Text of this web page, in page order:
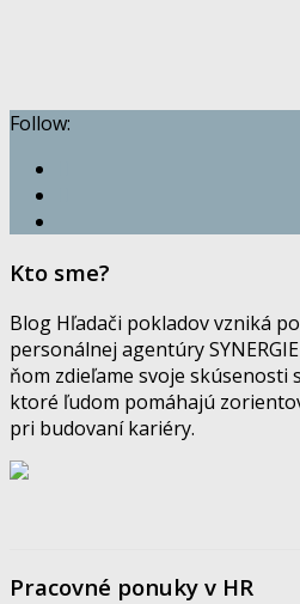
Follow:
Kto sme?
Blog Hľadači pokladov vzniká
personálnej agentúry
ňom zdieľame svoje skúsenosti
ktoré ľudom pomáhajú
pri budovaní kariéry.
Pracovné ponuky v HR